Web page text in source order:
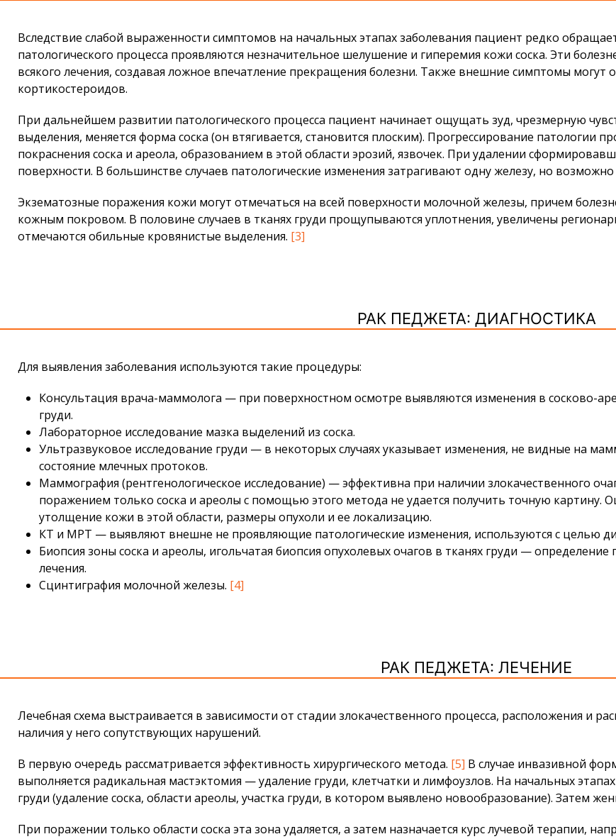
Вследствие слабой выраженности симптомов на начальных этапах заболевания пациент редко
патологического процесса проявляются незначительное шелушение и гиперемия кожи соска. Эти
всякого лечения, создавая ложное впечатление прекращения болезни. Также внешние симптомы могут
кортикостероидов.
При дальнейшем развитии патологического процесса пациент начинает ощущать зуд, чрезмерную
выделения, меняется форма соска (он втягивается, становится плоским). Прогрессирование патологии
покраснения соска и ареола, образованием в этой области эрозий, язвочек. При удалении
поверхности. В большинстве случаев патологические изменения затрагивают одну железу, но
Экзематозные поражения кожи могут отмечаться на всей поверхности молочной железы, причем
кожным покровом. В половине случаев в тканях груди прощупываются уплотнения, увеличены
отмечаются обильные кровянистые выделения. [3]
РАК ПЕДЖЕТА: ДИАГНОСТИКА
Для выявления заболевания используются такие процедуры:
Консультация врача-маммолога — при поверхностном осмотре выявляются изменения в сосково-
груди.
Лабораторное исследование мазка выделений из соска.
Ультразвуковое исследование груди — в некоторых случаях указывает изменения, не видные на
состояние млечных протоков.
Маммография (рентгенологическое исследование) — эффективна при наличии злокачественного
поражением только соска и ареолы с помощью этого метода не удается получить точную
утолщение кожи в этой области, размеры опухоли и ее локализацию.
КТ и МРТ — выявляют внешне не проявляющие патологические изменения, используются с целью
Биопсия зоны соска и ареолы, игольчатая биопсия опухолевых очагов в тканях груди — определение
лечения.
Сцинтиграфия молочной железы. [4]
РАК ПЕДЖЕТА: ЛЕЧЕНИЕ
Лечебная схема выстраивается в зависимости от стадии злокачественного процесса, расположения и
наличия у него сопутствующих нарушений.
В первую очередь рассматривается эффективность хирургического метода. [5] В случае инвазивной
выполняется радикальная мастэктомия — удаление груди, клетчатки и лимфоузлов. На начальных
груди (удаление соска, области ареолы, участка груди, в котором выявлено новообразование). Затем
При поражении только области соска эта зона удаляется, а затем назначается курс лучевой терапии,